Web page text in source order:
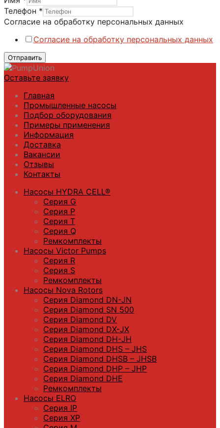
Согласие
Имя
Телефон *
Согласие на обработку персональных данных
Согласие на обработку персональных данных
Отправить
Оставьте заявку
Главная
Промышленные насосы
Подбор оборудования
Примеры применения
Информация
Доставка
Вакансии
Отзывы
Контакты
Насосы HYDRA CELL®
Серия G
Серия P
Серия T
Серия Q
Ремкомплекты
Насосы Victor Pumps
Серия R
Серия S
Ремкомплекты
Насосы Nova Rotors
Серия Diamond DN-JN
Серия Diamond SN 500
Серия Diamond DV
Серия Diamond DX-JX
Серия Diamond DH-JH
Серия Diamond DHS – JHS
Серия Diamond DHSB – JHSB
Серия Diamond DHP – JHP
Серия Diamond DHE
Ремкомплекты
Насосы ELRO
Серия IP
Серия XP